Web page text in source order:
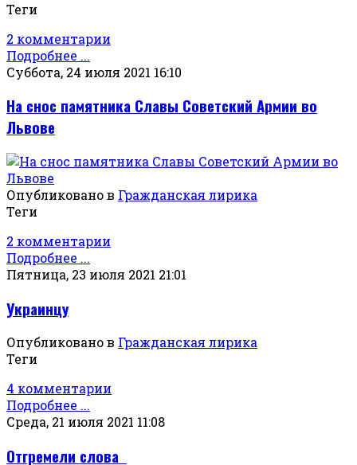
Теги
2 комментарии
Подробнее ...
Суббота, 24 июля 2021 16:10
На снос памятника Славы Советский Армии во
Львове
Опубликовано в Гражданская лирика
Теги
2 комментарии
Подробнее ...
Пятница, 23 июля 2021 21:01
Украинцу
Опубликовано в Гражданская лирика
Теги
4 комментарии
Подробнее ...
Среда, 21 июля 2021 11:08
Отгремели слова